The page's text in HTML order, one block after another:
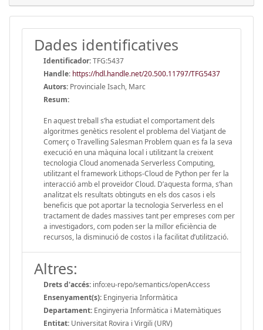
Dades identificatives
Identificador:TFG:5437
Handle: https://hdl.handle.net/20.500.11797/TFG5437
Autors: Provinciale Isach, Marc
Resum:
En aquest treball s’ha estudiat el comportament dels
algoritmes genètics resolent el problema del Viatjant de
Comerç o Travelling Salesman Problem quan es fa la seva
execució en una màquina local i utilitzant la creixent
tecnologia Cloud anomenada Serverless Computing,
utilitzant el framework Lithops-Cloud de Python per fer la
interacció amb el proveïdor Cloud. D’aquesta forma, s’han
analitzat els resultats obtinguts en els dos casos i els
beneficis que pot aportar la tecnologia Serverless en el
tractament de dades massives tant per empreses com per
a investigadors, com poden ser la millor eficiència de
recursos, la disminució de costos i la facilitat d’utilització.
Altres:
Drets d'accés: info:eu-repo/semantics/openAccess
Ensenyament(s): Enginyeria Informàtica
Departament: Enginyeria Informàtica i Matemàtiques
Entitat: Universitat Rovira i Virgili (URV)